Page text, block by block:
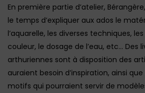
En première partie d’atelier,
le temps d’expliquer aux ados le
l’aquarelle, les diverses techniques,
couleur, le dosage de l’eau, etc… Des
arthuriennes sont à disposition des
auraient besoin d’inspiration, ainsi
motifs qui pourraient servir de